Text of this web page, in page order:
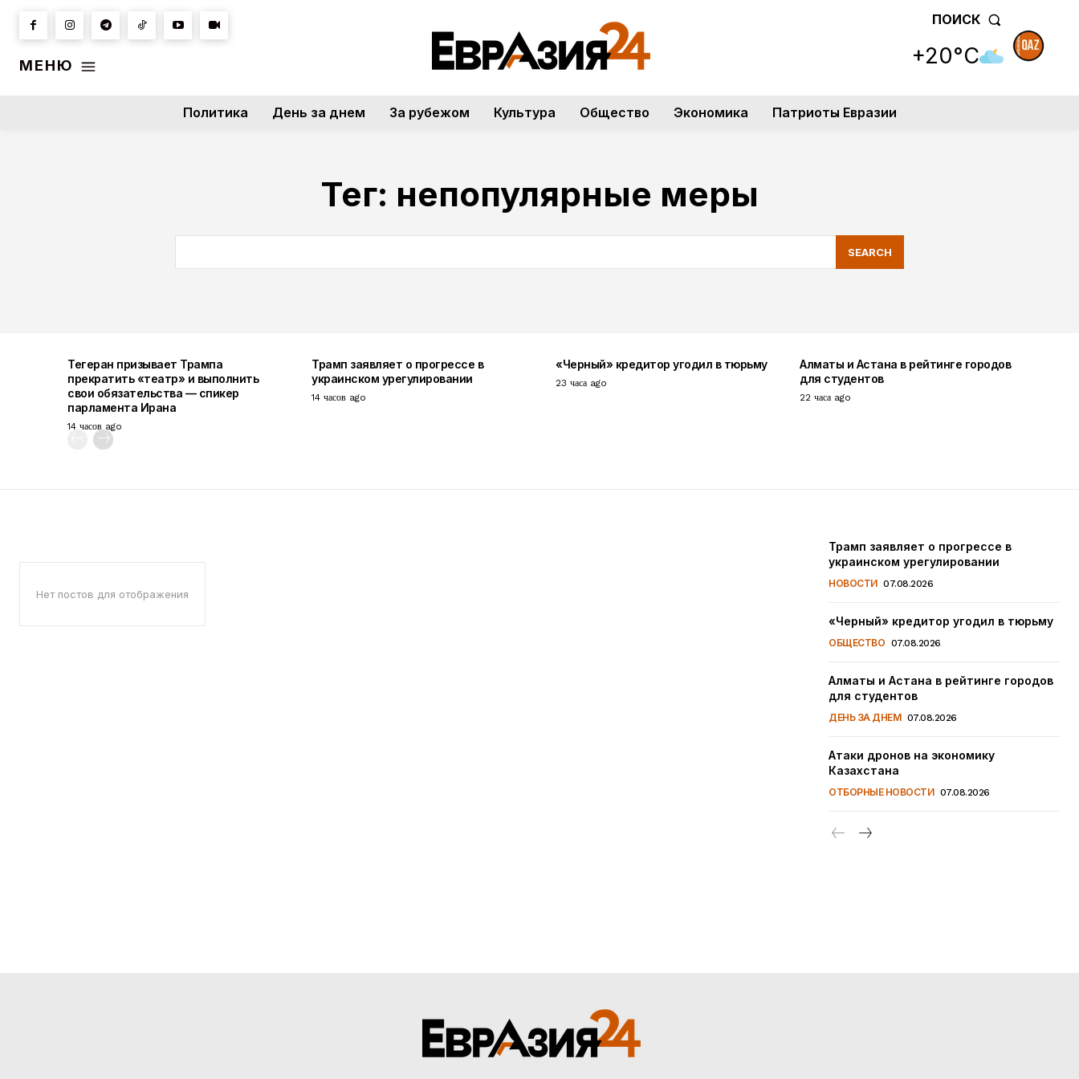
МЕНЮ
ПОИСК
+20°C
Политика День за днем За рубежом Культура Общество Экономика Патриоты Евразии
Тег: непопулярные меры
SEARCH
Тегеран призывает Трампа
прекратить «театр» и выполнить
свои обязательства — спикер
парламента Ирана
14 часов ago
Трамп заявляет о прогрессе в
украинском урегулировании
14 часов ago
«Черный» кредитор угодил в тюрьму
23 часа ago
Алматы и Астана в рейтинге городов
для студентов
22 часа ago
Нет постов для отображения
Трамп заявляет о прогрессе в
украинском урегулировании
НОВОСТИ 07.08.2026
«Черный» кредитор угодил в тюрьму
ОБЩЕСТВО 07.08.2026
Алматы и Астана в рейтинге городов
для студентов
ДЕНЬ ЗА ДНЕМ 07.08.2026
Атаки дронов на экономику
Казахстана
ОТБОРНЫЕ НОВОСТИ 07.08.2026